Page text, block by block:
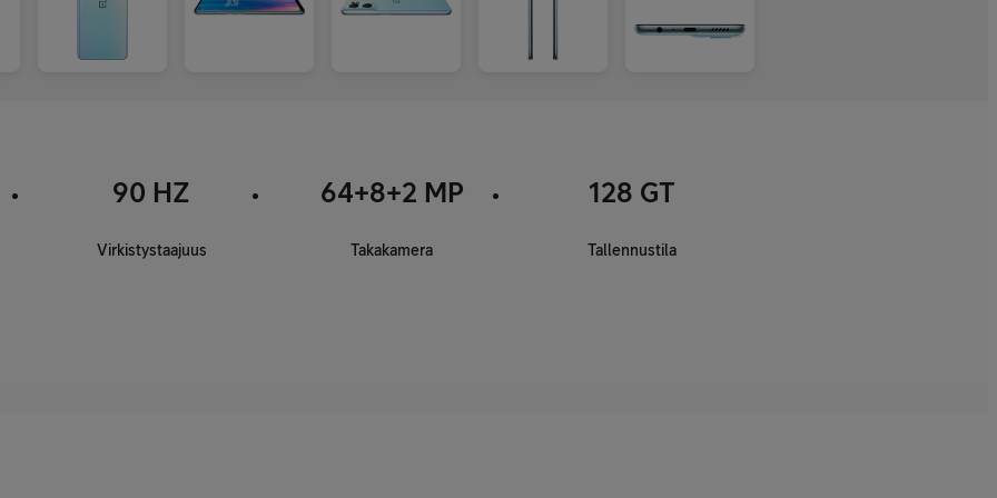
90 HZ
Virkistystaajuus
64+8+2 MP
Takakamera
128 GT
Tallennustila